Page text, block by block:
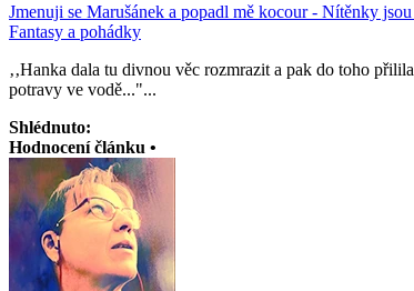
Jmenuji se Marušánek a popadl mě kocour - Nítěnky
Fantasy a pohádky
‚‚Hanka dala tu divnou věc rozmrazit a pak do toho
potravy ve vodě..."...
Shlédnuto:
Hodnocení článku •